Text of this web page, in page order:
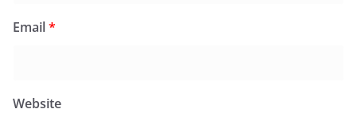
Email*
Website